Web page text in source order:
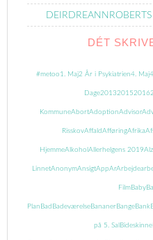
DEIRDREANNROBERTS
DÉT
#metoo 1. Maj2 År i Psykiatrien4. Maj
Dage201320152016
KommuneAbortAdoptionAdvisor
RisskovAffald AfføringAfrika
HjemmeAlkohol Allerhelgens 2019
LinnetAnonymAnsigtAppArArbejde
FilmBaby
Plan Bad BadeværelseBananerBangeBank
på 5. Sal Bideskinne